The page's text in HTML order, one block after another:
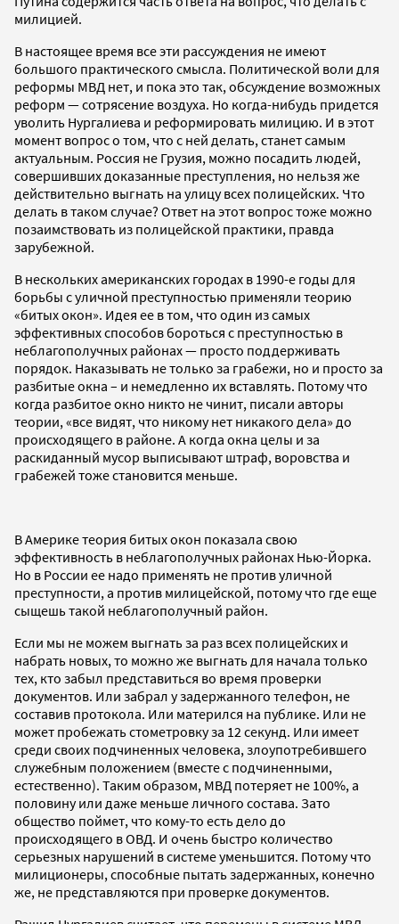
милицией.
В настоящее время все эти рассуждения не имеют
большого практического смысла. Политической воли для
реформы МВД нет, и пока это так, обсуждение возможных
реформ — сотрясение воздуха. Но когда-нибудь придется
уволить Нургалиева и реформировать милицию. И в этот
момент вопрос о том, что с ней делать, станет самым
актуальным. Россия не Грузия, можно посадить людей,
совершивших доказанные преступления, но нельзя же
действительно выгнать на улицу всех полицейских. Что
делать в таком случае? Ответ на этот вопрос тоже можно
позаимствовать из полицейской практики, правда
зарубежной.
В нескольких американских городах в 1990-е годы для
борьбы с уличной преступностью применяли теорию
«битых окон». Идея ее в том, что один из самых
эффективных способов бороться с преступностью в
неблагополучных районах — просто поддерживать
порядок. Наказывать не только за грабежи, но и просто за
разбитые окна – и немедленно их вставлять. Потому что
когда разбитое окно никто не чинит, писали авторы
теории, «все видят, что никому нет никакого дела» до
происходящего в районе. А когда окна целы и за
раскиданный мусор выписывают штраф, воровства и
грабежей тоже становится меньше.
В Америке теория битых окон показала свою
эффективность в неблагополучных районах Нью-Йорка.
Но в России ее надо применять не против уличной
преступности, а против милицейской, потому что где еще
сыщешь такой неблагополучный район.
Если мы не можем выгнать за раз всех полицейских и
набрать новых, то можно же выгнать для начала только
тех, кто забыл представиться во время проверки
документов. Или забрал у задержанного телефон, не
составив протокола. Или матерился на публике. Или не
может пробежать стометровку за 12 секунд. Или имеет
среди своих подчиненных человека, злоупотребившего
служебным положением (вместе с подчиненными,
естественно). Таким образом, МВД потеряет не 100%, а
половину или даже меньше личного состава. Зато
общество поймет, что кому-то есть дело до
происходящего в ОВД. И очень быстро количество
серьезных нарушений в системе уменьшится. Потому что
милиционеры, способные пытать задержанных, конечно
же, не представляются при проверке документов.